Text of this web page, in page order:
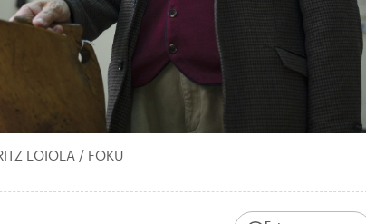
LOIOLA / FOKU